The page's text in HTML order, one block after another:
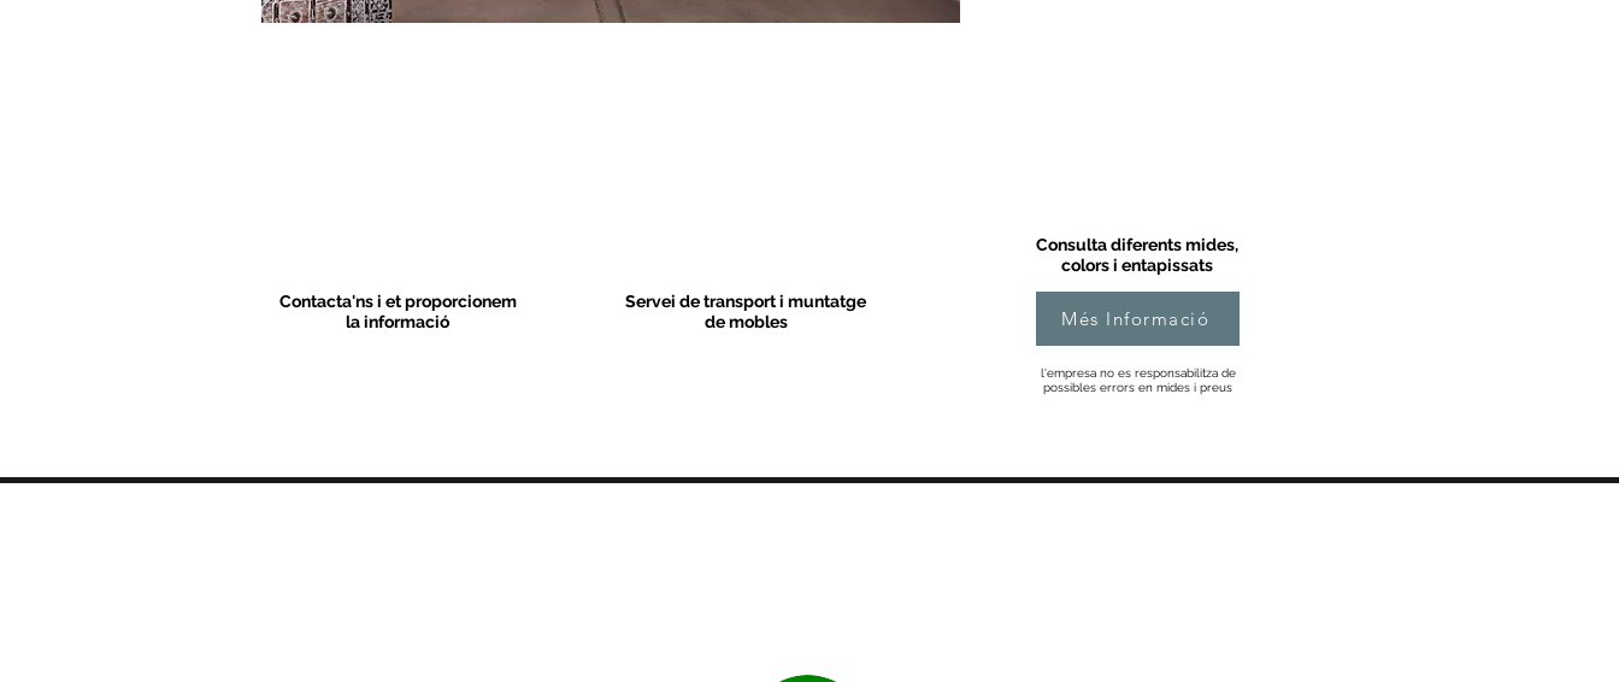
Consulta diferents mides,
colors i entapissats
Contacta'ns i et proporcionem
la informació
Servei de transport i muntatge
de mobles
Més Informació
l'empresa no es responsabilitza de
possibles errors en mides i preus